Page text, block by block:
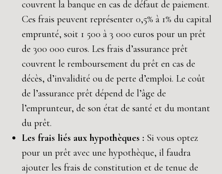
couvrent la banque en cas de défaut de paiement.
Ces frais peuvent représenter 0,5% à 1% du capital
emprunté, soit 1 500 à 3 000 euros pour un prêt
de 300 000 euros. Les frais d’assurance prêt
couvrent le remboursement du prêt en cas de
décès, d’invalidité ou de perte d’emploi. Le coût
de l’assurance prêt dépend de l’âge de
l’emprunteur, de son état de santé et du montant
du prêt.
Les frais liés aux hypothèques : Si vous optez
pour un prêt avec une hypothèque, il faudra
ajouter les frais de constitution et de tenue de